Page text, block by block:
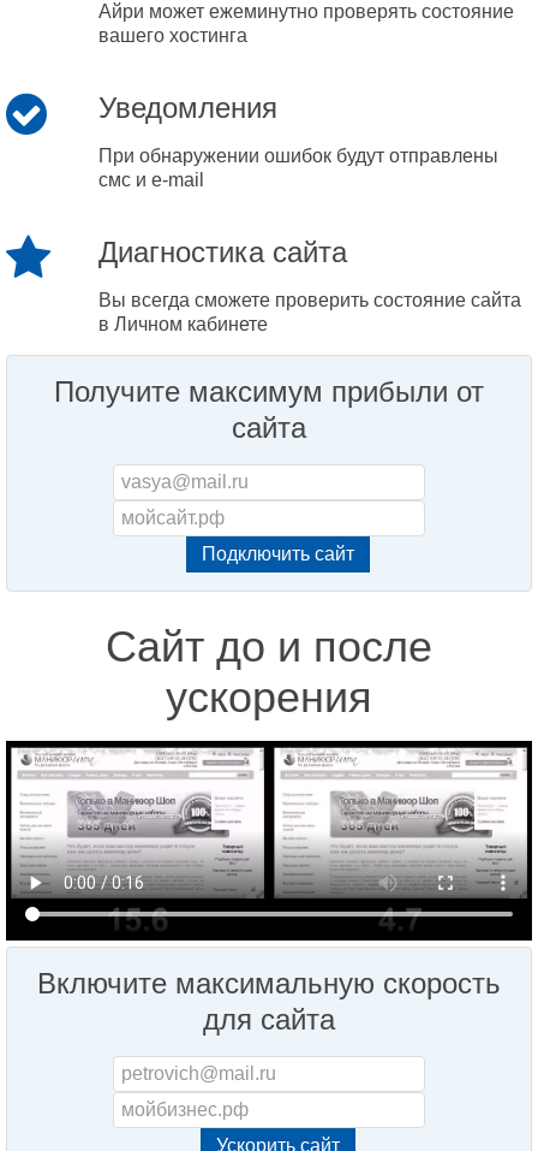
Айри может ежеминутно проверять состояние
вашего хостинга
Уведомления
При обнаружении ошибок будут отправлены
смс и e-mail
Диагностика сайта
Вы всегда сможете проверить состояние сайта
в Личном кабинете
Получите максимум прибыли от
сайта
Сайт до и после
ускорения
Включите максимальную скорость
для сайта